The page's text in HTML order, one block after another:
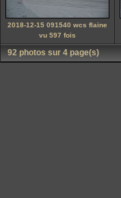
2018-12-15 091540 wcs flaine
vu 597 fois
92 photos sur 4 page(s)